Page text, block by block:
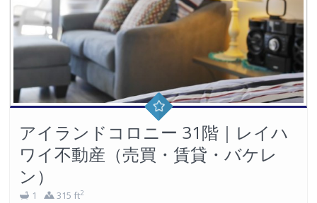
アイランドコロニー 31階｜レイハ
ワイ不動産（売買・賃貸・バケレ
ン）
1 315 ft2